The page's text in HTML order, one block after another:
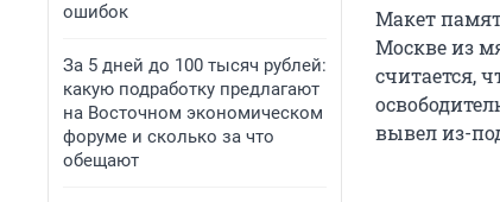
ошибок
За 5 дней до 100 тысяч рублей:
какую подработку предлагают
на Восточном экономическом
форуме и сколько за что
обещают
Макет
Москве из
считается,
вывел из-